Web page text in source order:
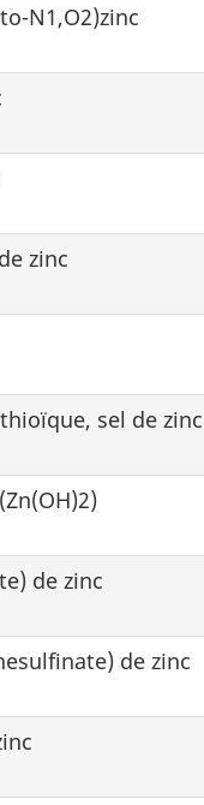
N1,O2)zinc
zinc
sel de zinc
de zinc
de zinc